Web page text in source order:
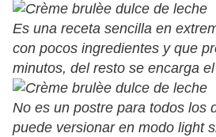
Es una receta sencilla en
con pocos ingredientes y que
minutos, del resto se encarga
No es un postre para todos los
puede versionar en modo light